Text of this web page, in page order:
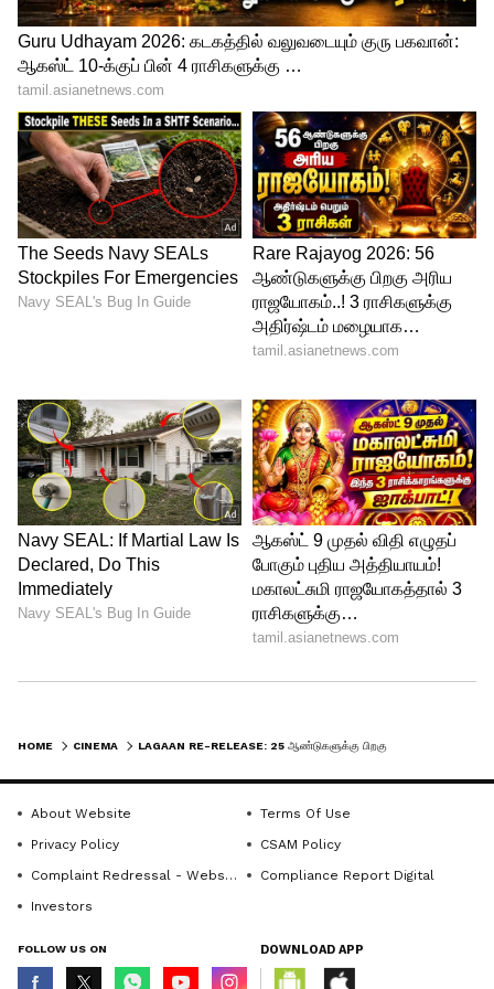
அபான் எ டைம் இன் இந்தியா' திரைப்படம்,
விமர்சன ரீதியாகவும், வணிக ரீதியாகவும்
மாபெரும் வெற்றி பெற்றது.1893-ல் நடக்கும்
இந்தக் கதையில், கடுமையான வரி மற்றும்
வறட்சியால் பாதிக்கப்பட்ட கிராம மக்கள்,
ஒரு பிரிட்டிஷ் அதிகாரியின் வினோதமான
சவாலை ஏற்கிறார்கள். தங்களுக்குத்
தெரியாத கிரிக்கெட் விளையாட்டில் வெற்றி
பெற்றால் மட்டுமே அவர்களின் வரி ரத்து
செய்யப்படும். ஏ.ஆர். ரஹ்மானின் இசை
உலகளவில் வெற்றி பெறச்
செய்தது.'லகான்' திரைப்படம், சிறந்த
வெளிநாட்டு மொழிப் படத்திற்கான
அகாடமி விருதுக்கு (ஆஸ்கர்)
பரிந்துரைக்கப்பட்டது. மேலும், தேசிய
திரைப்பட விருதுகளில் எட்டு விருதுகளை
வென்று, இந்திய சினிமா வரலாற்றில் மிக
முக்கியமான படங்களில் ஒன்றாக அதன்
இடத்தைப் பிடித்துள்ளது.
HOME CINEMA
About Website
Terms Of Use
Privacy Policy
CSAM Policy
Complaint Redressal - Website
Compliance Report Digital
Investors
FOLLOW US ON DOWNLOAD APP